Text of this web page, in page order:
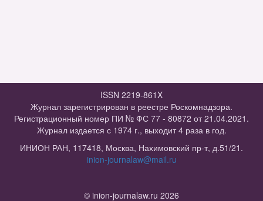
ISSN 2219-861X
Журнал зарегистрирован в реестре Роскомнадзора.
Регистрационный номер ПИ № ФС 77 - 80872 от 21.04.2021.
Журнал издается с 1974 г., выходит 4 раза в год.
ИНИОН РАН, 117418, Москва, Нахимовский пр-т, д.51/21.
inion-journalaw@mail.ru
© inion-journalaw.ru 2026